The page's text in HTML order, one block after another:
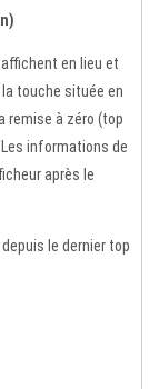
en lieu et
touche située en
remise à zéro (top
informations de
après le
le dernier top